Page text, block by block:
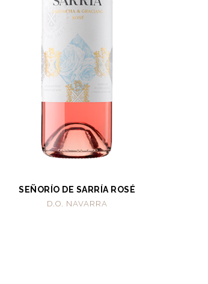
SEÑORÍO DE SARRÍA ROSÉ
D.O. NAVARRA